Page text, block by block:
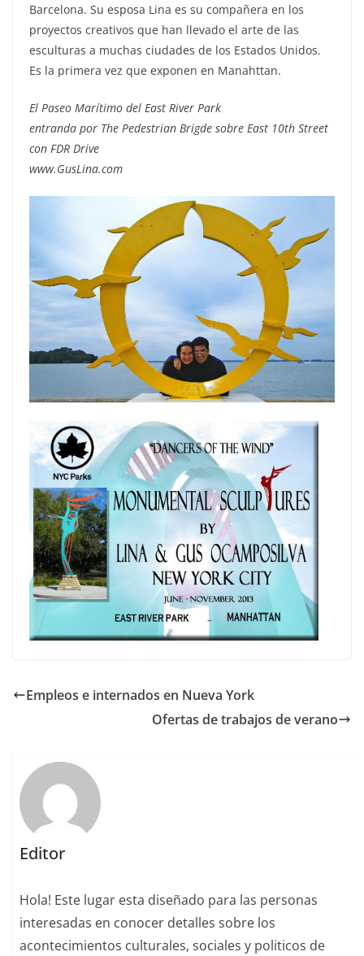
Barcelona. Su esposa Lina es su compañera en los
proyectos creativos que han llevado el arte de las
esculturas a muchas ciudades de los Estados Unidos.
Es la primera vez que exponen en Manahttan.
El Paseo Marítimo del East River Park
entranda por The Pedestrian Brigde sobre East 10th Street
con FDR Drive
www.GusLina.com
Empleos e internados en Nueva York
Ofertas de trabajos de verano
Editor
Hola! Este lugar esta diseñado para las personas
interesadas en conocer detalles sobre los
acontecimientos culturales, sociales y politicos de